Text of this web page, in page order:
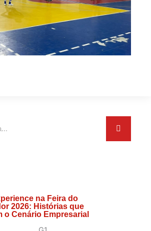
na Feira do
2026: Histórias que
o Cenário Empresarial